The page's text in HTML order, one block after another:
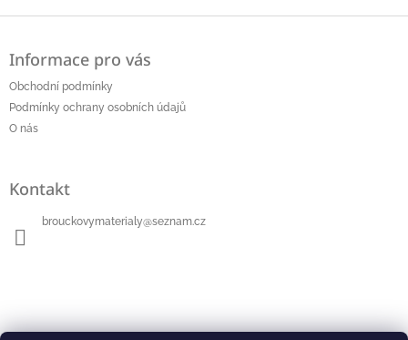
pInformace pro vás
Obchodní podmínky
Podmínky ochrany osobních údajů
O nás
Kontakt
brouckovymaterialy@seznam.cz